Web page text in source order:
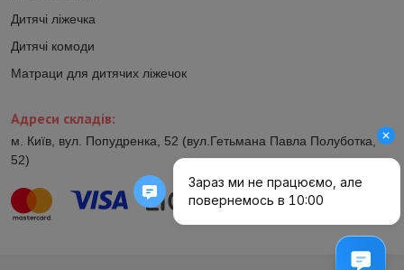
Дитячі ліжечка
Дитячі комоди
Матраци для дитячих ліжечок
Адреси складів:
м. Київ, вул. Попудренка, 52 (вул.Гетьмана Павла Полуботка,
52)